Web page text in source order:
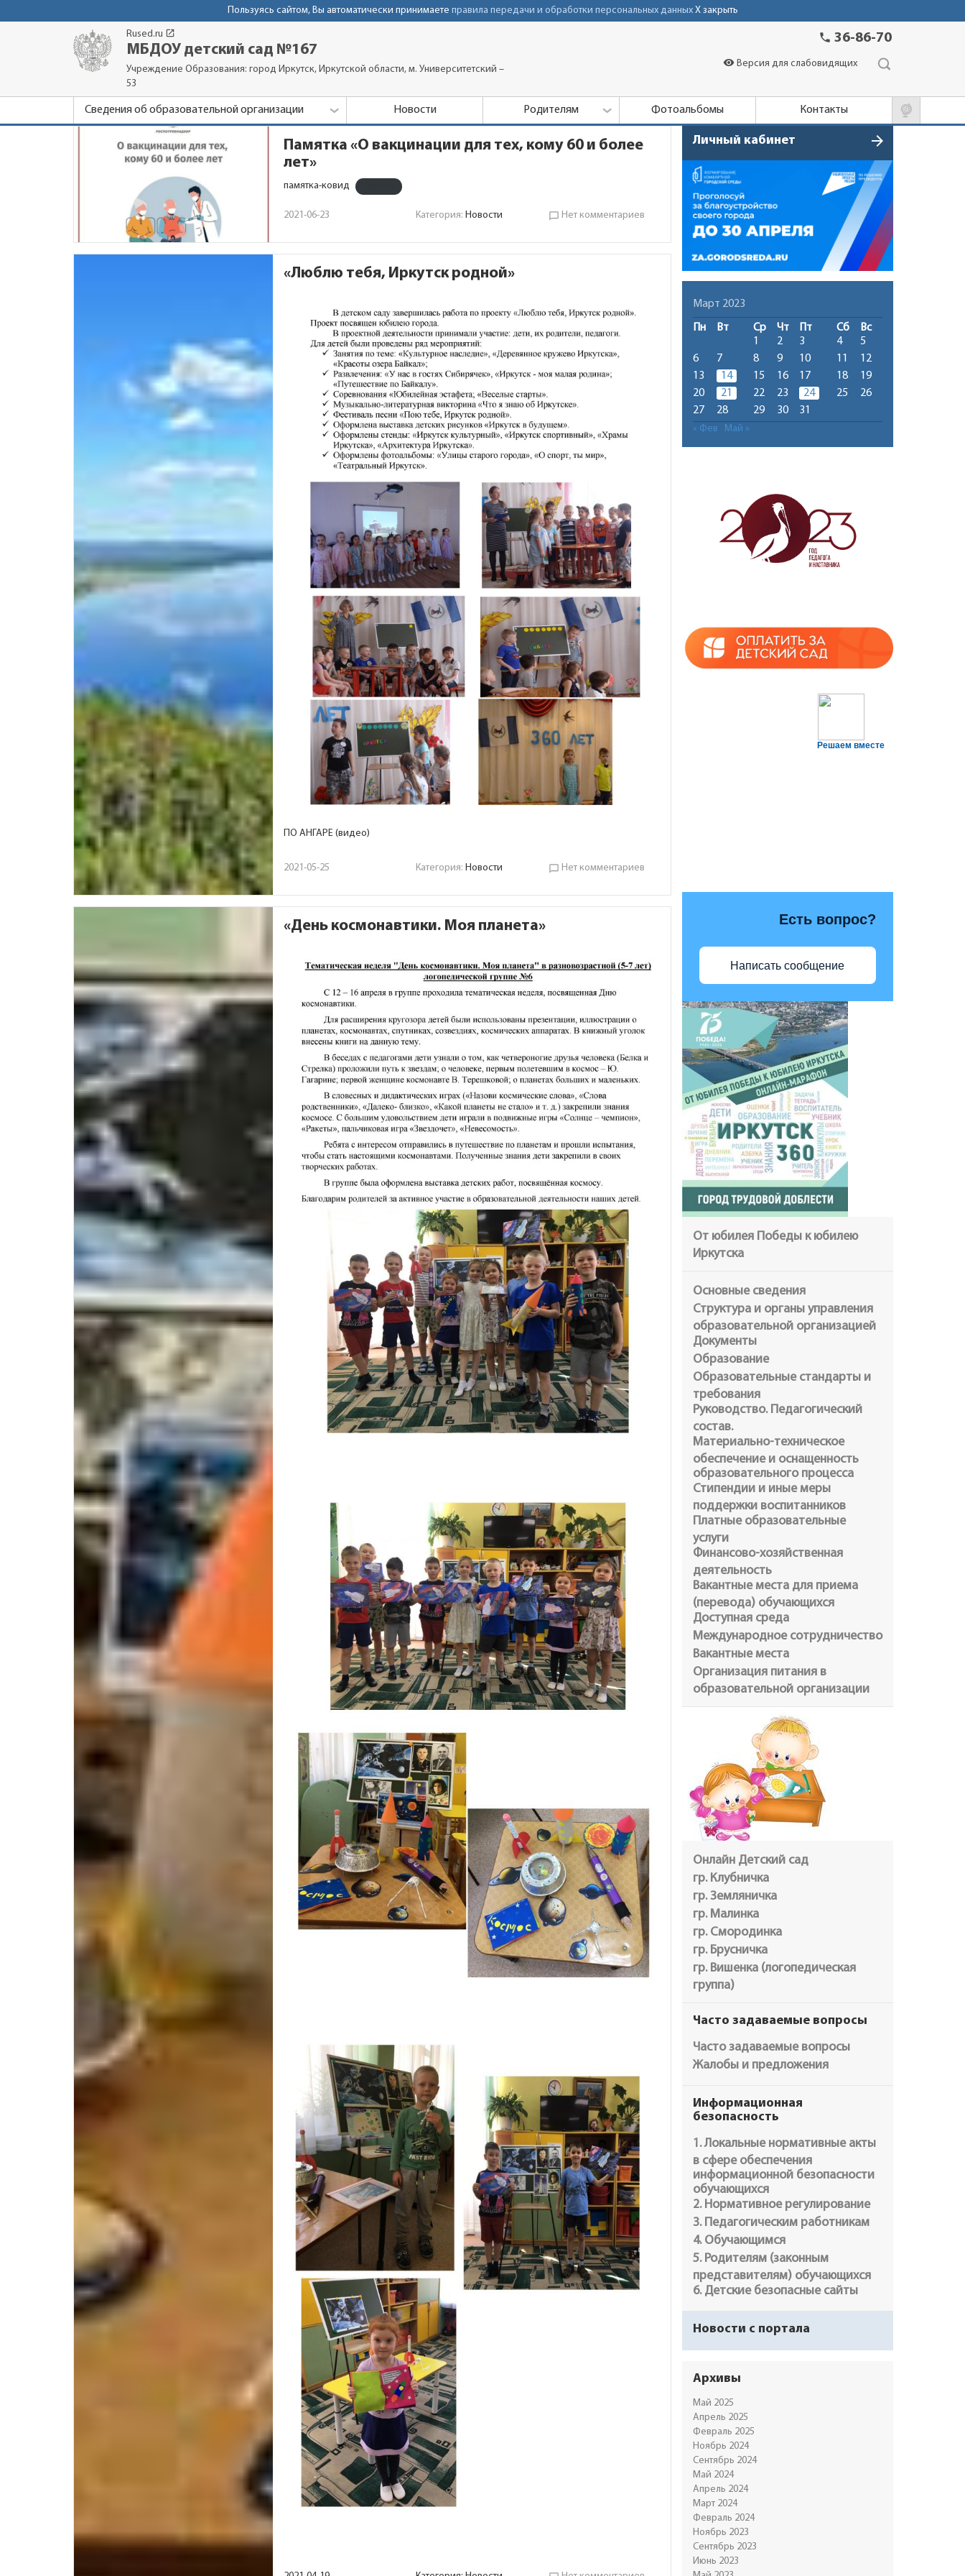
Пользуясь сайтом, Вы автоматически принимаете правила передачи и обработки персональных данных X закрыть
Rused.ru launch
МБДОУ детский сад №167
Учреждение Образования: город Иркутск, Иркутской области, м. Университетский –
53
phone 36-86-70
visibility Версия для слабовидящих
Сведения об образовательной организации Новости Родителям Фотоальбомы Контакты
Памятка «О вакцинации для тех, кому 60 и более
лет»
памятка-ковид
2021-06-23 Категория:Новости chat_bubble_outline Нет комментариев
«Люблю тебя, Иркутск родной»
ПО АНГАРЕ (видео)
2021-05-25 Категория:Новости chat_bubble_outline Нет комментариев
«День космонавтики. Моя планета»
Личный кабинет arrow_forward
Март 2023
Пн Вт Ср Чт Пт Сб
Вс
1
2 3 4
5
6
7 8 9 10 11
12
13
14 15 16 17 18
19
20
21 22 23 24 25
26
27
28 29 30 31
« Фев Май »
Решаем вместе
Есть вопрос?
Написать сообщение
От юбилея Победы к юбилею
Иркутска
Основные сведения
Структура и органы управления
образовательной организацией
Документы
Образование
Образовательные стандарты и
требования
Руководство. Педагогический
состав.
Материально-техническое
обеспечение и оснащенность
образовательного процесса
Стипендии и иные меры
поддержки воспитанников
Платные образовательные
услуги
Финансово-хозяйственная
деятельность
Вакантные места для приема
(перевода) обучающихся
Доступная среда
Международное сотрудничество
Вакантные места
Организация питания в
образовательной организации
Онлайн Детский сад
гр. Клубничка
гр. Земляничка
гр. Малинка
гр. Смородинка
гр. Брусничка
гр. Вишенка (логопедическая
группа)
Часто задаваемые вопросы
Часто задаваемые вопросы
Жалобы и предложения
Информационная
безопасность
1. Локальные нормативные акты
в сфере обеспечения
информационной безопасности
обучающихся
2. Нормативное регулирование
3. Педагогическим работникам
4. Обучающимся
5. Родителям (законным
представителям) обучающихся
6. Детские безопасные сайты
Новости с портала
Архивы
Май 2025
Апрель 2025
Февраль 2025
Ноябрь 2024
Сентябрь 2024
Май 2024
Апрель 2024
Март 2024
Февраль 2024
Ноябрь 2023
Сентябрь 2023
Июнь 2023